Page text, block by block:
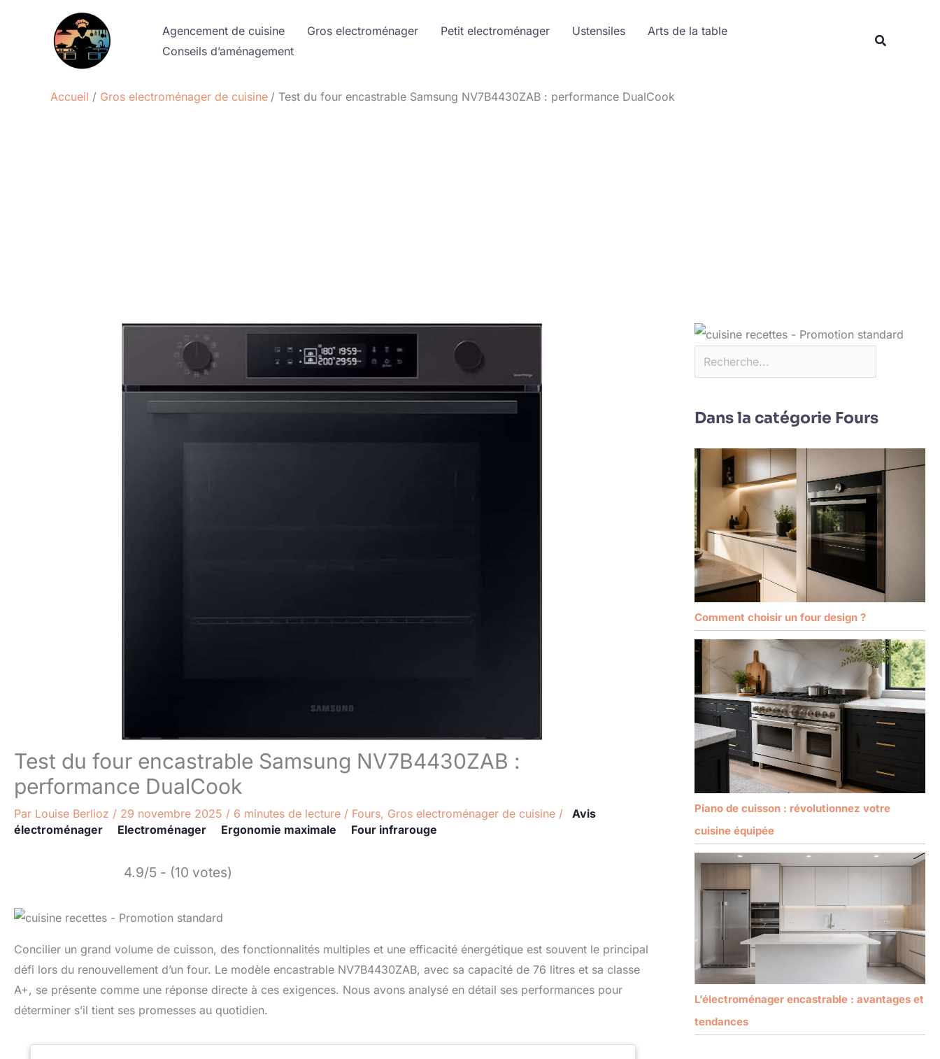
Agencement de cuisine Gros electroménager Petit electroménager Ustensiles
Arts de la table
Conseils d’aménagement
Accueil Gros electroménager de cuisine Test du four encastrable Samsung NV7B4430ZAB : performance DualCook
Test du four encastrable Samsung NV7B4430ZAB :
performance DualCook
Par Louise Berlioz / 29 novembre 2025 / 6 minutes de lecture / Fours, Gros electroménager de cuisine /
Avis
électroménager
Electroménager Ergonomie maximale Four infrarouge
4.9/5 - (10 votes)
Concilier un grand volume de cuisson, des fonctionnalités multiples et une efficacité énergétique est souvent le principal
défi lors du renouvellement d’un four. Le modèle encastrable NV7B4430ZAB, avec sa capacité de 76 litres et sa classe
A+, se présente comme une réponse directe à ces exigences. Nous avons analysé en détail ses performances pour
déterminer s’il tient ses promesses au quotidien.
Dans la catégorie Fours
Comment choisir un four design ?
Piano de cuisson : révolutionnez votre
cuisine équipée
L’électroménager encastrable : avantages et
tendances